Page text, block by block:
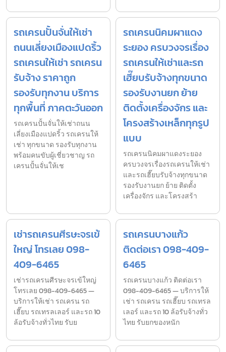
รถเครนปั้นจั่นให้เช่า
ถนนเลี่ยงเมืองแปดริ้ว
รถเครนให้เช่า รถเครน
รับจ้าง ราคาถูก
รองรับทุกงาน บริการ
ทุกพื้นที่ ภาคตะวันออก
รถเครนปั้นจั่นให้เช่าถนน
เลี่ยงเมืองแปดริ้ว รถเครนให้
เช่า ทุกขนาด รองรับทุกงาน
พร้อมคนขับผู้เชี่ยวชาญ รถ
เครนปั้นจั่นให้เช
รถเครนนิคมผาแดง
ระยอง ครบวงจรเรื่อง
รถเครนให้เช่าและรถ
เฮี๊ยบรับจ้างทุกขนาด
รองรับงานยก ย้าย
ติดตั้งเครื่องจักร และ
โครงสร้างเหล็กทุกรูป
แบบ
รถเครนนิคมผาแดงระยอง
ครบวงจรเรื่องรถเครนให้เช่า
และรถเฮี๊ยบรับจ้างทุกขนาด
รองรับงานยก ย้าย ติดตั้ง
เครื่องจักร และโครงสร้า
เช่ารถเครนศีรษะจรเข้
ใหญ่ โทรเลย 098-
409-6465
เช่ารถเครนศีรษะจรเข้ใหญ่
โทรเลย 098-409-6465 —
บริการให้เช่า รถเครน รถ
เฮี๊ยบ รถเทรลเลอร์ และรถ 10
ล้อรับจ้างทั่วไทย รับย
รถเครนบางแก้ว
ติดต่อเรา 098-409-
6465
รถเครนบางแก้ว ติดต่อเรา
098-409-6465 — บริการให้
เช่า รถเครน รถเฮี๊ยบ รถเทรล
เลอร์ และรถ 10 ล้อรับจ้างทั่ว
ไทย รับยกของหนัก